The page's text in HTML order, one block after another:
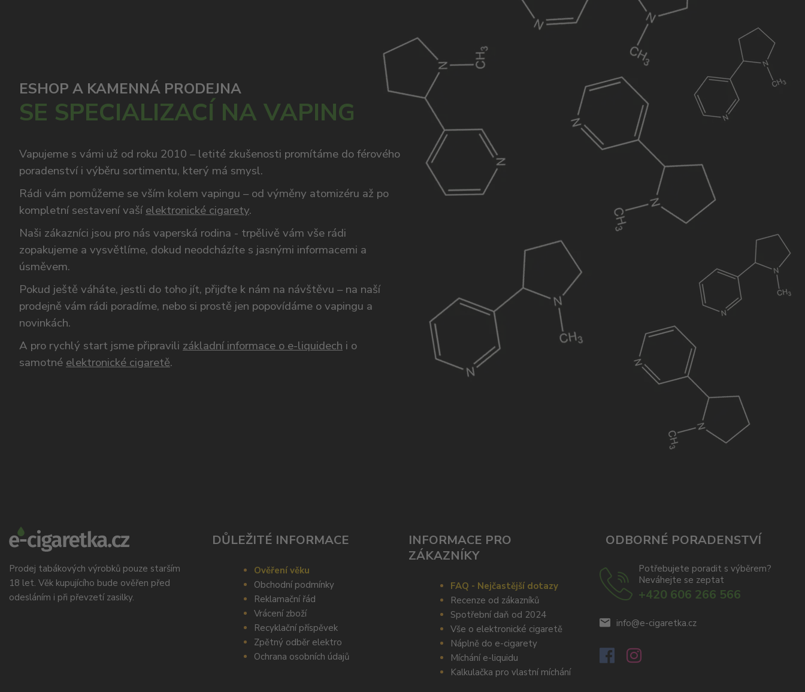
ESHOP A KAMENNÁ PRODEJNA
SE SPECIALIZACÍ NA VAPING
Vapujeme s vámi už od roku 2010 – letité zkušenosti promítáme do férového
poradenství i výběru sortimentu, který má smysl.
Rádi vám pomůžeme se vším kolem vapingu – od výměny atomizéru až po
kompletní sestavení vaší elektronické cigarety.
Naši zákazníci jsou pro nás vaperská rodina - trpělivě vám vše rádi
zopakujeme a vysvětlíme, dokud neodcházíte s jasnými informacemi a
úsměvem.
Pokud ještě váháte, jestli do toho jít, přijďte k nám na návštěvu – na naší
prodejně vám rádi poradíme, nebo si prostě jen popovídáme o vapingu a
novinkách.
A pro rychlý start jsme připravili základní informace o e-liquidech i o
samotné elektronické cigaretě.
Prodej tabákových výrobků pouze starším
18 let. Věk kupujícího bude ověřen před
odesláním i při převzetí zasilky.
DŮLEŽITÉ INFORMACE
Ověření věku
Obchodní podmínky
Reklamační řád
Vrácení zboží
Recyklační příspěvek
Zpětný odběr elektro
Ochrana osobních údajů
INFORMACE PRO
ZÁKAZNÍKY
FAQ - Nejčastější dotazy
Recenze od zákazníků
Spotřební daň od 2024
Vše o elektronické cigaretě
Náplně do e-cigarety
Míchání e-liquidu
Kalkulačka pro vlastní míchání
ODBORNÉ PORADENSTVÍ
Potřebujete poradit s výběrem?
Neváhejte se zeptat
+420 606 266 566
info@e-cigaretka.cz